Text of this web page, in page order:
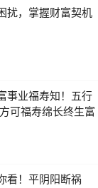
扰，掌握财富契机
事业福寿知！五行
可福寿绵长终生富
看！平阴阳断祸